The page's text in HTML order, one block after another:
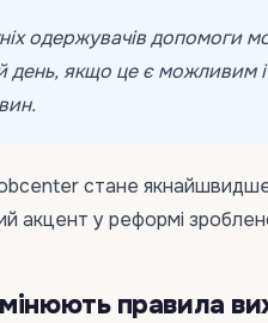
одержувачів допомоги
якщо це є можливим і
стане
акцент у реформі
правила